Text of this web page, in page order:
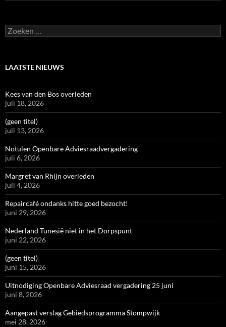
Zoeken
naar:
LAATSTE NIEUWS
Kees van den Bos overleden
juli 18, 2026
(geen titel)
juli 13, 2026
Notulen Openbare Adviesraadvergadering
juli 6, 2026
Margret van Rhijn overleden
juli 4, 2026
Repaircafé ondanks hitte goed bezocht!
juni 29, 2026
Nederland Tunesië niet in het Dorpspunt
juni 22, 2026
(geen titel)
juni 15, 2026
Uitnodiging Openbare Adviesraad vergadering 25 juni
juni 8, 2026
Aangepast verslag Gebiedsprogramma Stompwijk
mei 28, 2026